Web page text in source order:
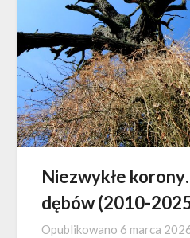
Niezwykłe
dębów (2010-
Opublikowano 6 marca